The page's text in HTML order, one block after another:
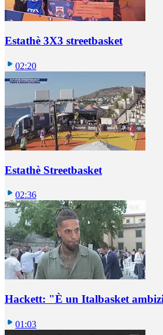
Estathè 3X3 streetbasket
02:20
Estathè Streetbasket
02:36
Hackett: "È un Italbasket
01:03